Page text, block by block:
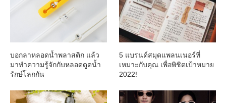
บอกลาหลอดน้ำพลาสติก แล้ว
มาทำความรู้จักกับหลอดดูดน้ำ
รักษ์โลกกัน
5 แบรนด์สมุดแพลนเนอร์ที่
เหมาะกับคุณ เพื่อพิชิตเป้าหมาย
2022!